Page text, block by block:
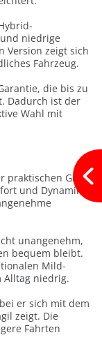
niedrige
Version zeigt sich
Fahrzeug.
die bis zu
Dadurch ist der
Wahl mit
praktischen Größe
und Dynamik.
unangenehm,
bequem bleibt.
Mild-
Alltag niedrig.
er sich mit dem
zeigt. Die
Fahrten